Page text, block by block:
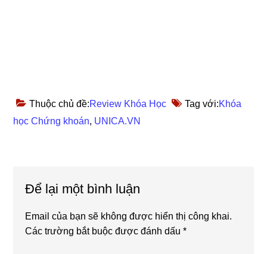
Thuộc chủ đề:Review Khóa Học Tag với:Khóa
học Chứng khoán, UNICA.VN
Interactions
Để lại một bình luận
Email của bạn sẽ không được hiển thị công khai.
Các trường bắt buộc được đánh dấu*